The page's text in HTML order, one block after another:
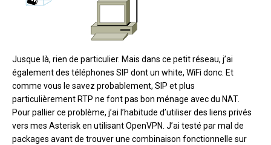
Jusque là, rien de particulier. Mais dans ce petit réseau, j’ai
également des téléphones SIP dont un white, WiFi donc. Et
comme vous le savez probablement, SIP et plus
particulièrement RTP ne font pas bon ménage avec du NAT.
Pour pallier ce problème, j’ai l’habitude d’utiliser des liens privés
vers mes Asterisk en utilisant OpenVPN. J’ai testé par mal de
packages avant de trouver une combinaison fonctionnelle sur